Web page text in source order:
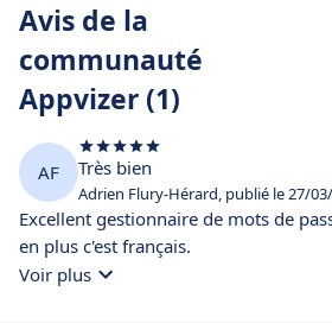
Avis de la
communauté
Appvizer (1)
AF Très bien
Adrien Flury-Hérard, publié le 27/
Excellent gestionnaire de mots de
en plus c'est français.
Voir plus